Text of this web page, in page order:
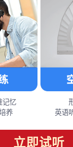
记忆
养
英语
立即试听